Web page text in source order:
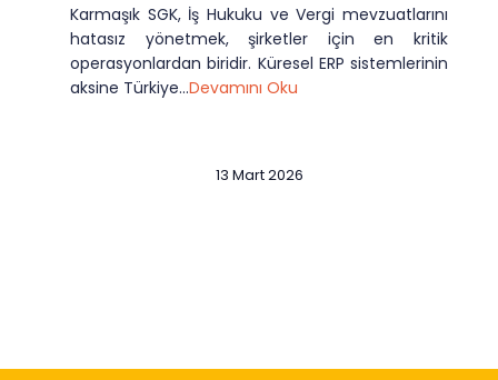
Karmaşık SGK, İş Hukuku ve Vergi mevzuatlarını
hatasız yönetmek, şirketler için en kritik
operasyonlardan biridir. Küresel ERP sistemlerinin
aksine Türkiye...Devamını Oku
13 Mart 2026